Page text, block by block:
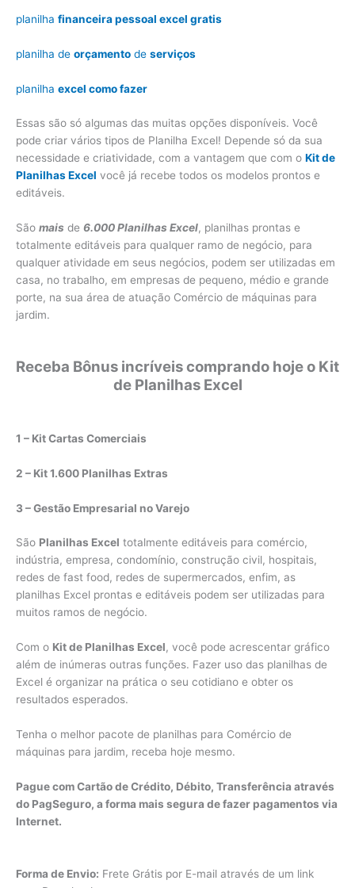
planilha financeira pessoal excel gratis
planilha de orçamento de serviços
planilha excel como fazer
Essas são só algumas das muitas opções disponíveis. Você
pode criar vários tipos de Planilha Excel! Depende só da sua
necessidade e criatividade, com a vantagem que com o Kit de
Planilhas Excel você já recebe todos os modelos prontos e
editáveis.
São mais de 6.000 Planilhas Excel, planilhas prontas e
totalmente editáveis para qualquer ramo de negócio, para
qualquer atividade em seus negócios, podem ser utilizadas em
casa, no trabalho, em empresas de pequeno, médio e grande
porte, na sua área de atuação Comércio de máquinas para
jardim.
Receba Bônus incríveis comprando hoje o Kit
de Planilhas Excel
1 – Kit Cartas Comerciais
2 – Kit 1.600 Planilhas Extras
3 – Gestão Empresarial no Varejo
São Planilhas Excel totalmente editáveis para comércio,
indústria, empresa, condomínio, construção civil, hospitais,
redes de fast food, redes de supermercados, enfim, as
planilhas Excel prontas e editáveis podem ser utilizadas para
muitos ramos de negócio.
Com o Kit de Planilhas Excel, você pode acrescentar gráfico
além de inúmeras outras funções. Fazer uso das planilhas de
Excel é organizar na prática o seu cotidiano e obter os
resultados esperados.
Tenha o melhor pacote de planilhas para Comércio de
máquinas para jardim, receba hoje mesmo.
Pague com Cartão de Crédito, Débito, Transferência através
do PagSeguro, a forma mais segura de fazer pagamentos via
Internet.
Forma de Envio: Frete Grátis por E-mail através de um link